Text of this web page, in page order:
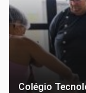
Colégio